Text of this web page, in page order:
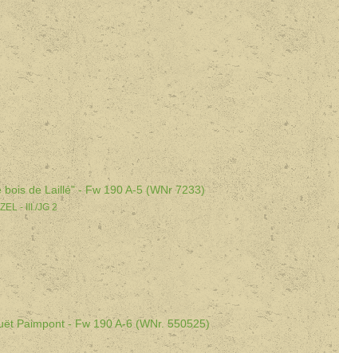
de Laillé" - Fw 190 A-5 (WNr 7233)
- III./JG 2
Paimpont - Fw 190 A-6 (WNr. 550525)